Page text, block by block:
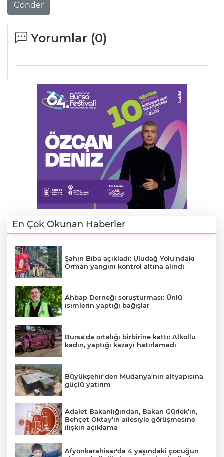
Gönder
Yorumlar (0)
En Çok Okunan Haberler
Şahin Biba açıkladı: Uludağ Yolu'ndaki
Orman yangını kontrol altına alındı
Ahbap Derneği soruşturması: Ünlü
isimlerin yaptığı bağışlar
Bursa'da ortalığı birbirine kattı: Alkollü
kadın, yaptığı kazayı hatırlamadı
Büyükşehir'den Mudanya'nın altyapısına
güçlü yatırım
Adalet Bakanlığından, Bakan Gürlek'in,
Behçet Oktay'ın ailesiyle görüşmesine
ilişkin açıklama
Afyonkarahisar'da 4 yaşındaki çocuğun